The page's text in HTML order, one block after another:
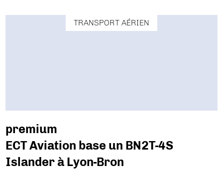
TRANSPORT AÉRIEN
premium
ECT Aviation base un BN2T-4S
Islander à Lyon-Bron